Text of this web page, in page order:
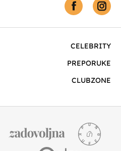
CELEBRITY
PREPORUKE
CLUBZONE